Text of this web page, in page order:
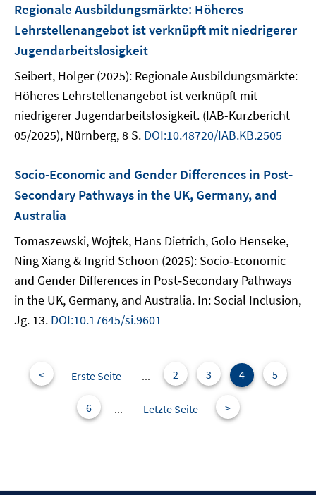
Regionale Ausbildungsmärkte: Höheres
Lehrstellenangebot ist verknüpft mit niedrigerer
Jugendarbeitslosigkeit
Seibert, Holger (2025): Regionale Ausbildungsmärkte:
Höheres Lehrstellenangebot ist verknüpft mit
niedrigerer Jugendarbeitslosigkeit. (IAB-Kurzbericht
05/2025), Nürnberg, 8 S. DOI:10.48720/IAB.KB.2505
Socio‐Economic and Gender Differences in Post‐
Secondary Pathways in the UK, Germany, and
Australia
Tomaszewski, Wojtek, Hans Dietrich, Golo Henseke,
Ning Xiang & Ingrid Schoon (2025): Socio‐Economic
and Gender Differences in Post‐Secondary Pathways
in the UK, Germany, and Australia. In: Social Inclusion,
Jg. 13. DOI:10.17645/si.9601
< Erste Seite ... 2 3 4 5
6 ... Letzte Seite >